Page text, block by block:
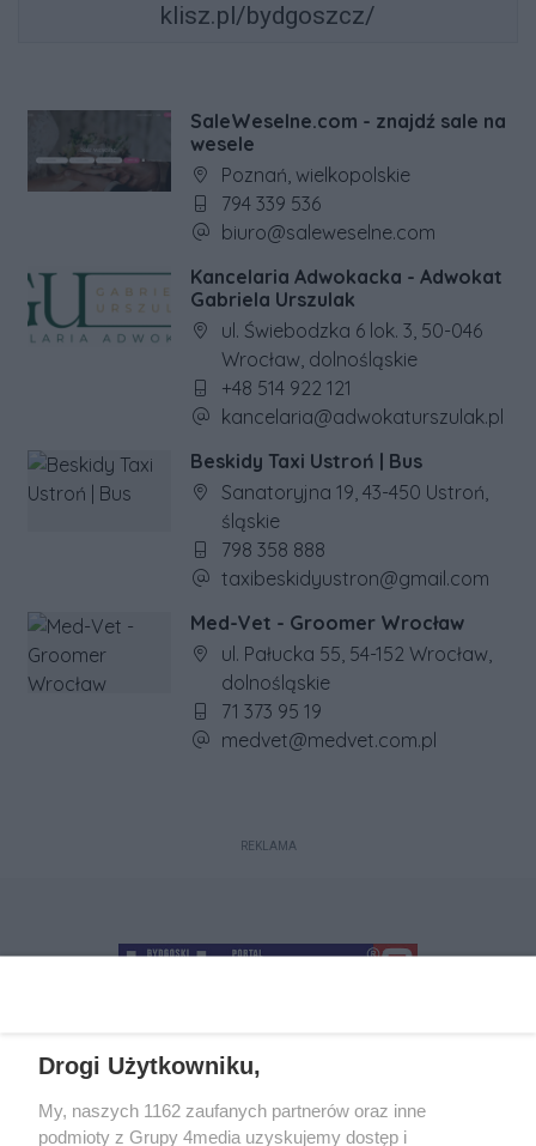
klisz.pl/bydgoszcz/
SaleWeselne.com - znajdź sale na
wesele
Adres firmy:
Poznań, wielkopolskie
Numer telefonu firmy:
794 339 536
Adres e-mail firmy:
biuro@saleweselne.com
Kancelaria Adwokacka - Adwokat
Gabriela Urszulak
Adres firmy:
ul. Świebodzka 6 lok. 3, 50-046
Wrocław, dolnośląskie
Numer telefonu firmy:
+48 514 922 121
Adres e-mail firmy:
kancelaria@adwokaturszulak.pl
Beskidy Taxi Ustroń | Bus
Adres firmy:
Sanatoryjna 19, 43-450 Ustroń,
śląskie
Numer telefonu firmy:
798 358 888
Adres e-mail firmy:
taxibeskidyustron@gmail.com
Med-Vet - Groomer Wrocław
Adres firmy:
ul. Pałucka 55, 54-152 Wrocław,
dolnośląskie
Numer telefonu firmy:
71 373 95 19
Adres e-mail firmy:
medvet@medvet.com.pl
REKLAMA
+48 52 5812666
Drogi Użytkowniku,
My, naszych 1162 zaufanych partnerów oraz inne
podmioty z Grupy 4media uzyskujemy dostęp i